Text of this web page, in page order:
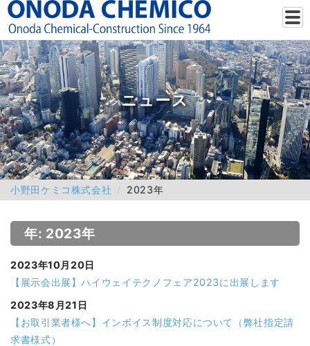
ニュース
小野田ケミコ株式会社 2023年
年: 2023年
2023年10月20日
【展示会出展】ハイウェイテクノフェア2023に出展します
2023年8月21日
【お取引業者様へ】インボイス制度対応について（弊社指定請
求書様式）